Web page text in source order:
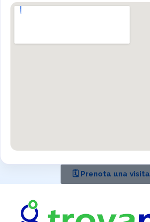
🗓️ Prenota una visita